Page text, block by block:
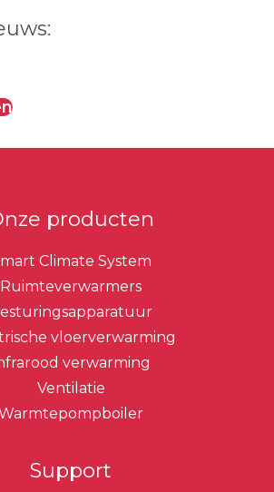
producten
Climate System
Ruimteverwarmers
vloerverwarming
verwarming
Ventilatie
Support